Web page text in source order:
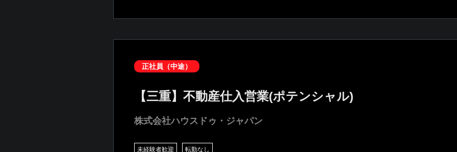
正社員（中途）
【三重】不動産仕入営業(ポテンシャル)
株式会社ハウスドゥ・ジャパン
未経験者歓迎 転勤なし